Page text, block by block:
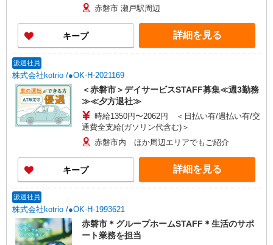
赤磐市 瀬戸駅周辺
キープ 詳細を見る
派遣社員
株式会社kotrio /●OK-H-2021169
＜赤磐市＞デイサービスSTAFF募集≪週3勤務
≫≪夕方退社≫
時給1350円〜2062円 ＜日払い有/週払い有/交
通費全支給(ガソリン代含む)＞
赤磐市内 ほか周辺エリアでもご紹介
キープ 詳細を見る
派遣社員
株式会社kotrio /●OK-H-1993621
赤磐市＊グループホームSTAFF＊生活のサポ
ート業務を担当